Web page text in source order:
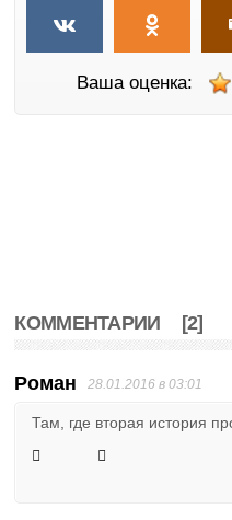
Ваша оценка:
КОММЕНТАРИИ [2]
Роман 28.01.2016 в 03:01
Там, где вторая история